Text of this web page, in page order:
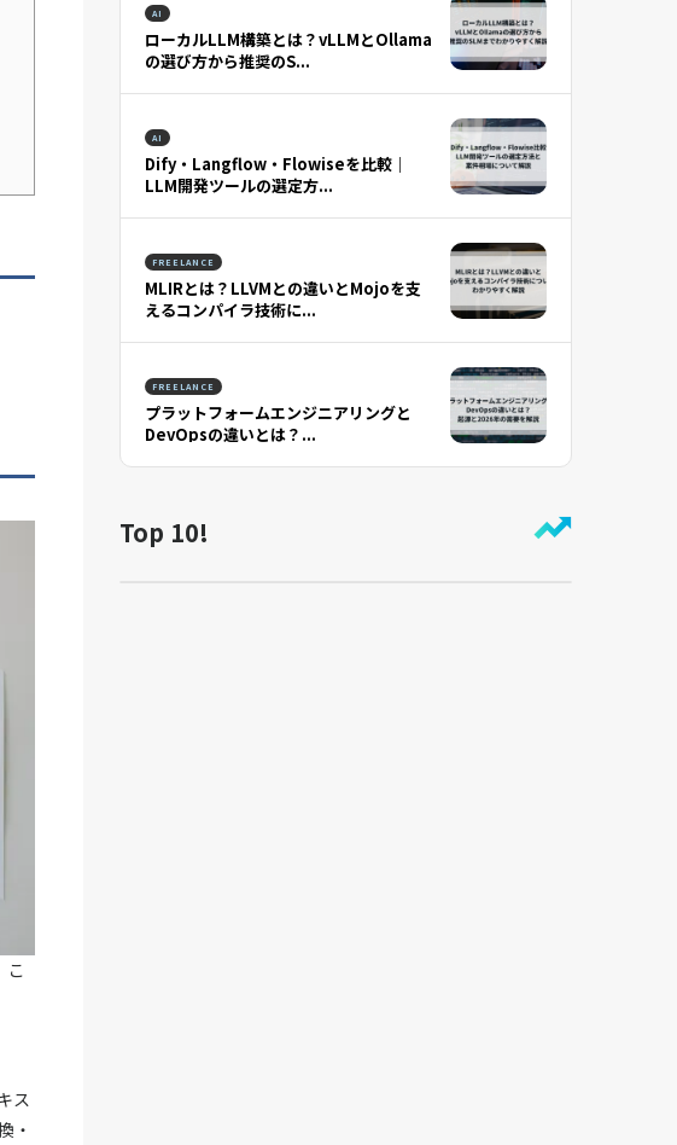
こ
ス
・
AI
ローカルLLM構築とは？vLLMとOllama
の選び方から推奨のS...
AI
Dify・Langflow・Flowiseを比較｜
LLM開発ツールの選定方...
FREELANCE
MLIRとは？LLVMとの違いとMojoを支
えるコンパイラ技術に...
FREELANCE
プラットフォームエンジニアリングと
DevOpsの違いとは？...
Top 10!